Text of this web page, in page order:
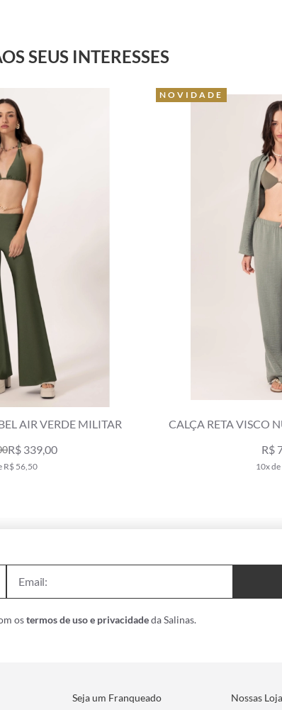
SEUS INTERESSES
AIR VERDE MILITAR
R$ 339,00
R$ 56,50
CALÇA RETA VISCO
R$
10x
NOVIDADE
ostermos de uso e privacidadeda Salinas.
Seja um Franqueado Nossas